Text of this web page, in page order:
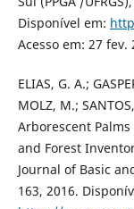
Disponível em:
Acesso em: 27 fev.
ELIAS, G. A.;
MOLZ, M.;
Arborescent
and Forest
Journal of Basic
163, 2016.